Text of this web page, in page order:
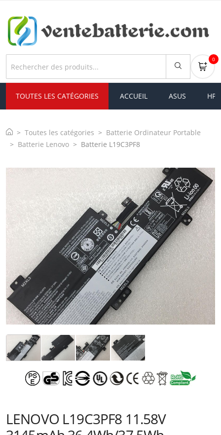
0
TOUTES LES CATÉGORIES ACCUEIL ASUS HP
Toutes les catégories
Batterie Ordinateur Portable
Batterie Lenovo
Batterie L19C3PF8
LENOVO L19C3PF8 11.58V